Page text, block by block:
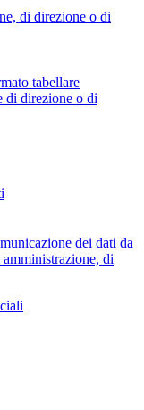
di direzione o di
tabellare
di direzione o di
dei dati da
di